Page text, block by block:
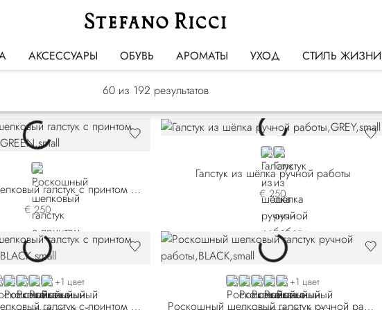
АКСЕССУАРЫ ОБУВЬ АРОМАТЫ УХОД СТИЛЬ ЖИЗНИ
Галстуки
60 из 192 результатов
GREEN
Роскошный шелковый галстук с принтом ручной работы
€ 250
GREYBLACK
Галстук из шёлка ручной работы
€ 250
REDBLUE 57009-006
BLUE 57009-009
PINK+1 цвет
Роскошный шелковый галстук с принтом ручной работы
BLACK
BLUE
REDVIOLET
GOLD+1 цвет
Роскошный шелковый галстук ручной работы